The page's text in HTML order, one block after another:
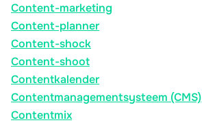
Content-marketing
Content-planner
Content-shock
Content-shoot
Contentkalender
Contentmanagementsysteem (CMS)
Contentmix